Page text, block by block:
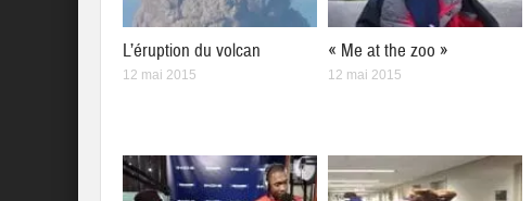
L’éruption du volcan
12 mai 2015
« Me at the zoo »
12 mai 2015